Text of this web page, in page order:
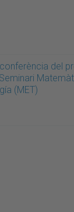
del
(MET)